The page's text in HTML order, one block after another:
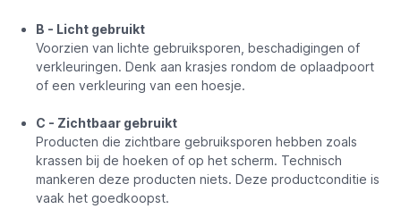
B - Licht gebruikt
Voorzien van lichte gebruiksporen, beschadigingen of
verkleuringen. Denk aan krasjes rondom de oplaadpoort
of een verkleuring van een hoesje.
C - Zichtbaar gebruikt
Producten die zichtbare gebruiksporen hebben zoals
krassen bij de hoeken of op het scherm. Technisch
mankeren deze producten niets. Deze productconditie is
vaak het goedkoopst.